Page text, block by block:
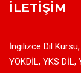
İLETIŞIM
İngilizce Dil Kursu,
YÖKDİL, YKS DİL,